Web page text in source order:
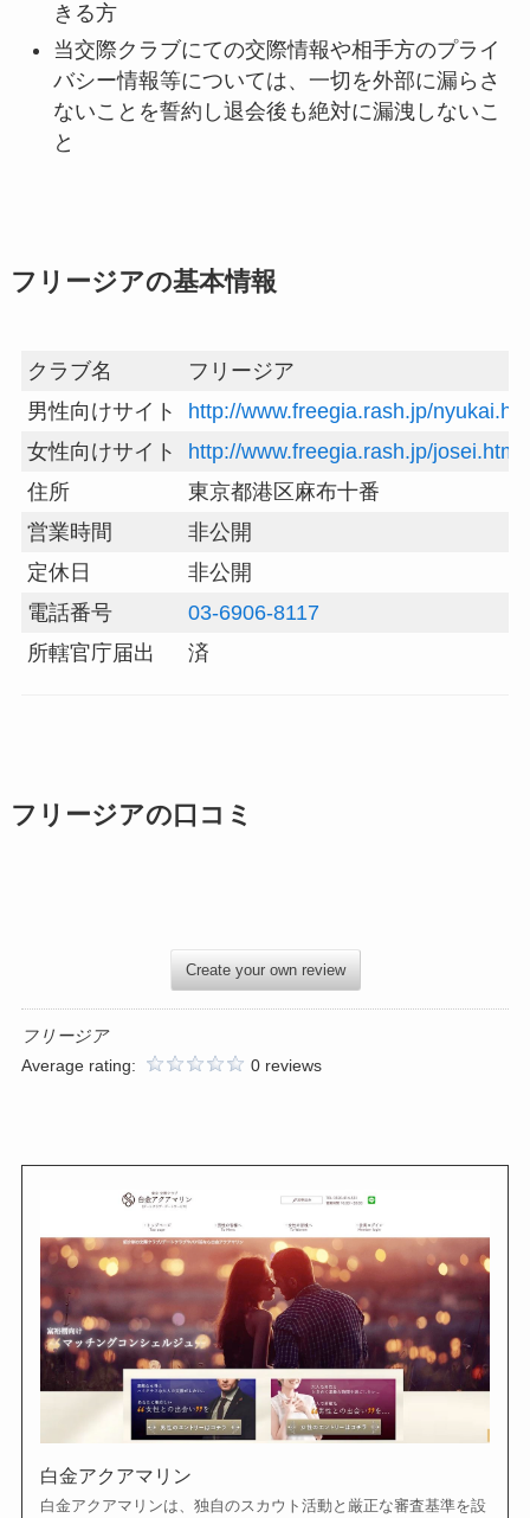
きる方
当交際クラブにての交際情報や相手方のプライ
バシー情報等については、一切を外部に漏らさ
ないことを誓約し退会後も絶対に漏洩しないこ
と
フリージアの基本情報
クラブ名
フリージア
男性向けサイト
http://www.freegia.rash.jp/
女性向けサイト
http://www.freegia.rash.jp/josei.html
住所
東京都港区麻布十番
営業時間
非公開
定休日
非公開
電話番号
03-6906-8117
所轄官庁届出
済
フリージアの口コミ
Create your own review
フリージア
Average rating:
0 reviews
白金アクアマリン
白金アクアマリンは、独自のスカウト活動と厳正な審査基準を設